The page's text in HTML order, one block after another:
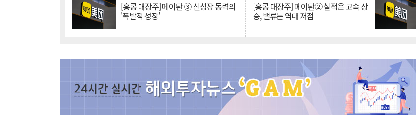
[홍콩 대장주] 메이퇀 ③ 신성장 동력의
'폭발적 성장'
[홍콩 대장주] 메이퇀② 실적은 고속 상
승, 밸류는 역대 저점